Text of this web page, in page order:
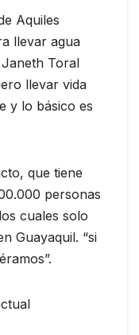
Aquiles
llevar agua
Toral
llevar vida
y lo básico es
que tiene
personas
cuales solo
Guayaquil. “si